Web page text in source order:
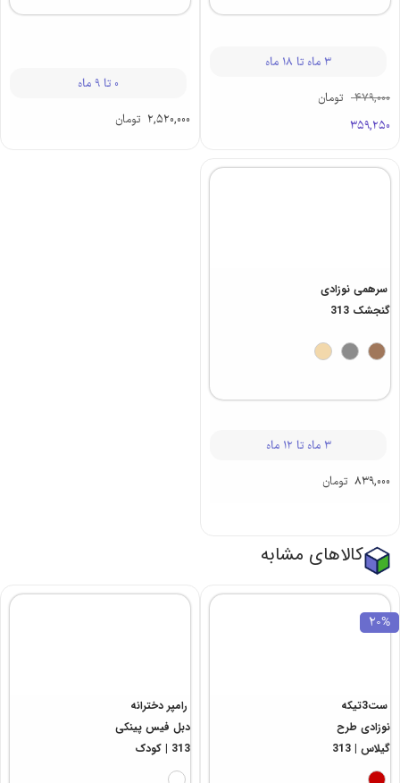
3 ماه تا 18 ماه
479,000
359,250
تومان
0 تا 9 ماه
2,520,000 تومان
سرهمی نوزادی
گنجشک 313
3 ماه تا 12 ماه
839,000 تومان
کالاهای مشابه
20%
ست3تیکه
نوزادی طرح
گیلاس | 313
رامپر دخترانه
دبل فیس پینکی
313 | کودک